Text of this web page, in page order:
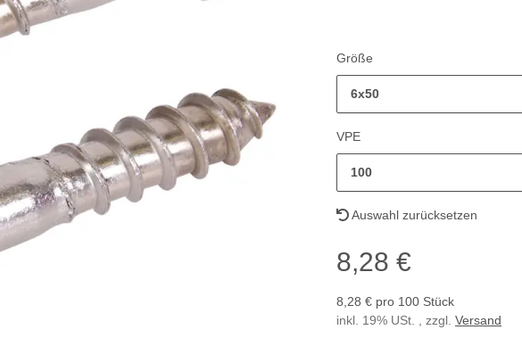
Größe
6x50
VPE
100
Auswahl zurücksetzen
8,28 €
8,28 € pro 100 Stück
inkl. 19% USt. , zzgl. Versand